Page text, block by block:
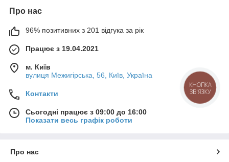
Про нас
96% позитивних з 201 відгука за рік
Працює з 19.04.2021
м. Київ
вулиця Межигірська, 56, Київ, Україна
Контакти
Сьогодні працює з 09:00 до 16:00
Показати весь графік роботи
Про нас
КНОПКА
ЗВ'ЯЗКУ